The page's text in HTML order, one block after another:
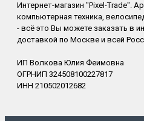
Интернет-магазин "Pixel-Trade".
компьютерная техника,
- всё это Вы можете заказать в
доставкой по Москве и всей
ИП Волкова Юлия Феимовна
ОГРНИП 324508100227817
ИНН 210502012682